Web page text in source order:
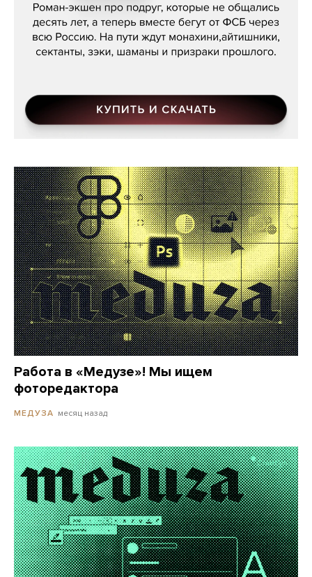
Работа в «Медузе»! Мы ищем
фоторедактора
МЕДУЗА месяц назад